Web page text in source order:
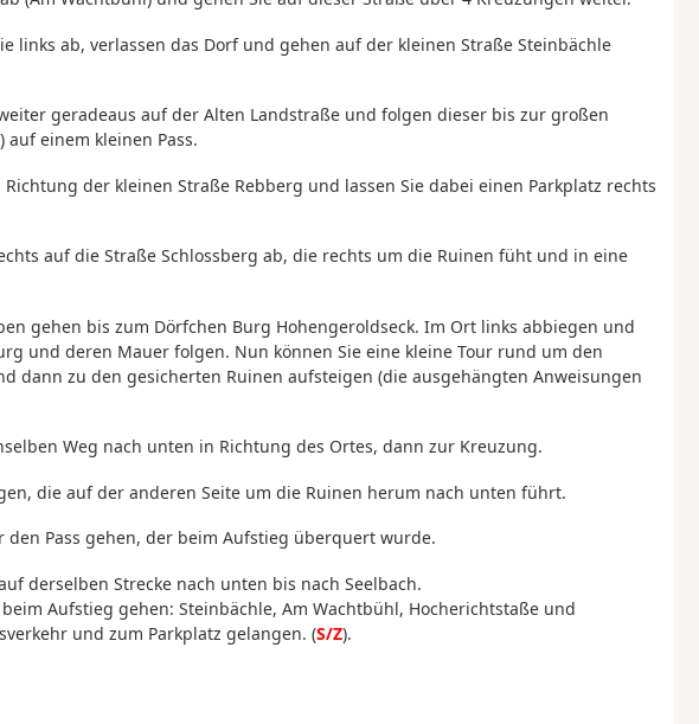
links ab, verlassen das Dorf und gehen auf der kleinen Straße Steinbächle
geradeaus auf der Alten Landstraße und folgen dieser bis zur großen
einem kleinen Pass.
der kleinen Straße Rebberg und lassen Sie dabei einen Parkplatz rechts
auf die Straße Schlossberg ab, die rechts um die Ruinen füht und in eine
gehen bis zum Dörfchen Burg Hohengeroldseck. Im Ort links abbiegen und
und deren Mauer folgen. Nun können Sie eine kleine Tour rund um den
dann zu den gesicherten Ruinen aufsteigen (die ausgehängten Anweisungen
Weg nach unten in Richtung des Ortes, dann zur Kreuzung.
die auf der anderen Seite um die Ruinen herum nach unten führt.
Pass gehen, der beim Aufstieg überquert wurde.
derselben Strecke nach unten bis nach Seelbach.
Aufstieg gehen: Steinbächle, Am Wachtbühl, Hocherichtstaße und
und zum Parkplatz gelangen. (S/Z).